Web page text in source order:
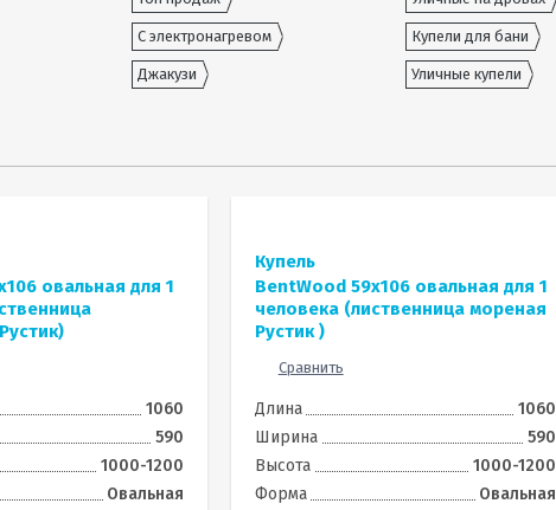
С электронагревом Купели для бани
Джакузи Уличные купели
овальная для 1
1060
590
1000-1200
Овальная
Купель
BentWood 59х106 овальная для 1
человека (лиственница мореная
Рустик )
Сравнить
Длина
1060
Ширина
590
Высота
1000-1200
Форма
Овальная